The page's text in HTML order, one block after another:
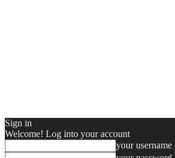
Sign in
Welcome! Log into your account
your username